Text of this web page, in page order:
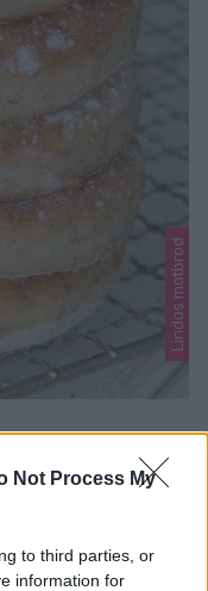
Not Process My
to third parties, or
information for
Lindas matbröd
och vuxna. TIPS!
alla nya recept
jäst6 dl mjölk,